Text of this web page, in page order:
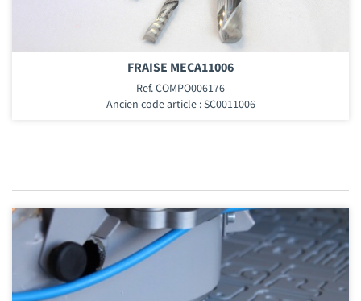
FRAISE MECA11006
Ref. COMPO006176
Ancien code article : SC0011006